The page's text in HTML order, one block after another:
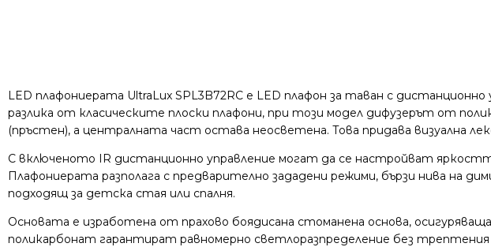
LED плафониерата UltraLux SPL3B72RC е LED плафон за таван с
разлика от класическите плоски плафони, при този модел дифузерът от
(пръстен), а централната част остава неосветена. Това придава визуална
С включеното IR дистанционно управление могат да се настройват
Плафониерата разполага с предварително зададени режими, бързи нива на
подходящ за детска стая или спалня.
Основата е изработена от прахово боядисана стоманена основа,
поликарбонат гарантират равномерно светлоразпределение без трептения